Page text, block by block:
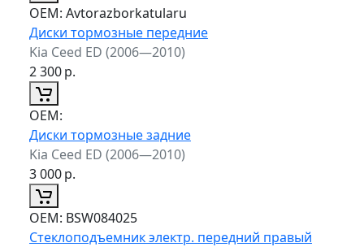
ОЕМ: Avtorazborkatularu
Диски тормозные передние
Kia Ceed ED (2006—2010)
2 300р.
ОЕМ:
Диски тормозные задние
Kia Ceed ED (2006—2010)
3 000р.
ОЕМ: BSW084025
Стеклоподъемник электр. передний правый